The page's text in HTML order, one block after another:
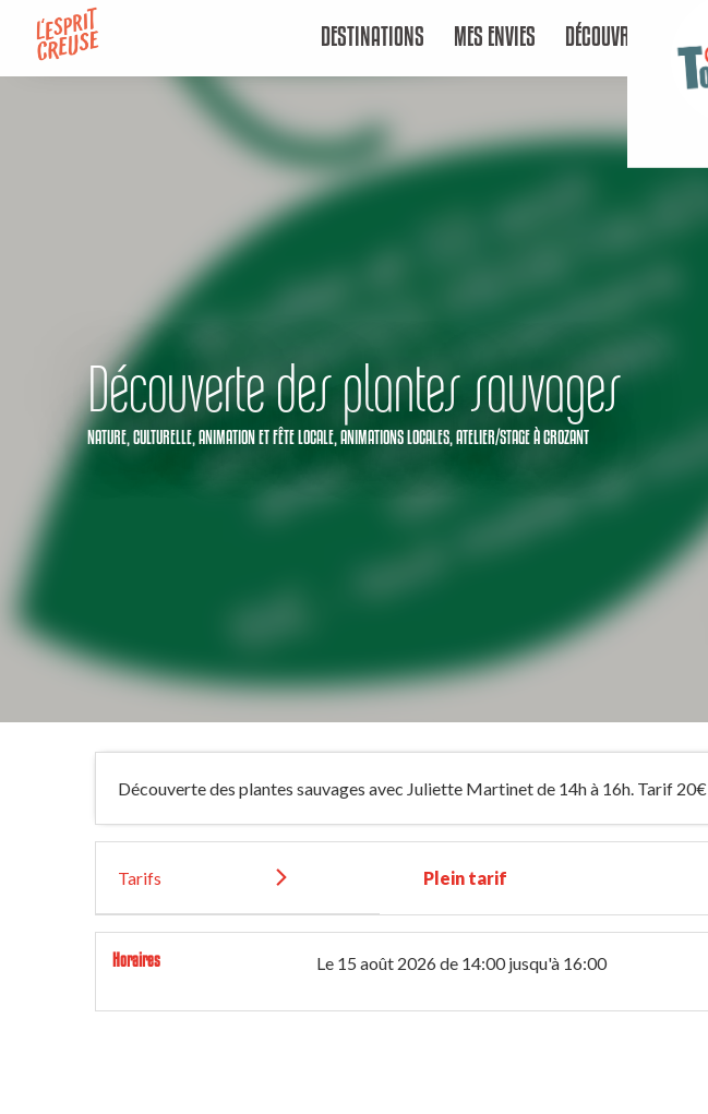
contenu
DESTINATIONS MES ENVIES DÉCOUVRIR
Découverte des plantes sauvages
NATURE, CULTURELLE, ANIMATION ET FÊTE LOCALE, ANIMATIONS LOCALES, ATELIER/STAGEÀ CROZANT
Découverte des plantes sauvages avec Juliette Martinet de 14h à 16h. Tarif 20€
Tarifs Plein tarif
Horaires Le 15 août 2026de 14:00 jusqu'à 16:00